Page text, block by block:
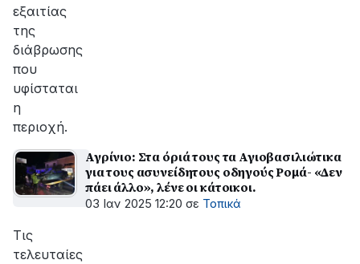
εξαιτίας
της
διάβρωσης
που
υφίσταται
η
περιοχή.
Αγρίνιο: Στα όριά τους τα Αγιοβασιλιώτικα
για τους ασυνείδητους οδηγούς Ρομά- «Δεν
πάει άλλο», λένε οι κάτοικοι.
03 Ιαν 2025 12:20 σε Τοπικά
Τις
τελευταίες